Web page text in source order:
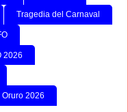
Tragedia del Carnaval
2026
2026